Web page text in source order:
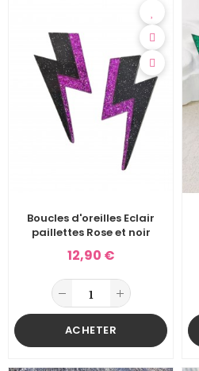
Boucles d'oreilles Eclair
paillettes Rose et noir
12,90 €
ACHETER